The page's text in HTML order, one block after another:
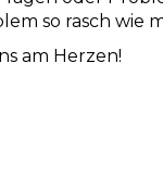
so rasch wie
am Herzen!